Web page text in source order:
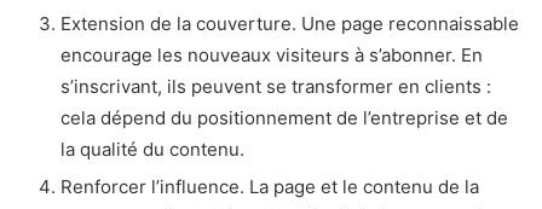
Extension de la couverture. Une page reconnaissable
encourage les nouveaux visiteurs à s’abonner. En
s’inscrivant, ils peuvent se transformer en clients :
cela dépend du positionnement de l’entreprise et de
la qualité du contenu.
Renforcer l’influence. La page et le contenu de la